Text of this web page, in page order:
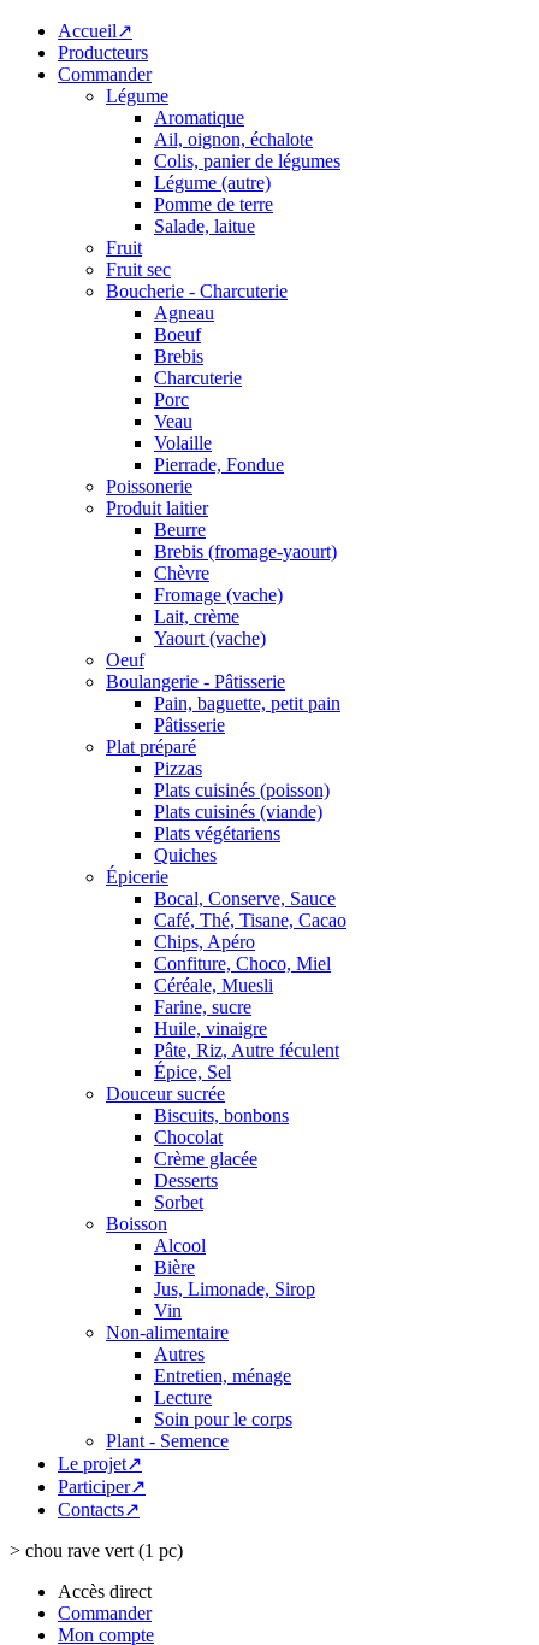
Accueil↗
Producteurs
Commander
Légume
Aromatique
Ail, oignon, échalote
Colis, panier de légumes
Légume (autre)
Pomme de terre
Salade, laitue
Fruit
Fruit sec
Boucherie - Charcuterie
Agneau
Boeuf
Brebis
Charcuterie
Porc
Veau
Volaille
Pierrade, Fondue
Poissonerie
Produit laitier
Beurre
Brebis (fromage-yaourt)
Chèvre
Fromage (vache)
Lait, crème
Yaourt (vache)
Oeuf
Boulangerie - Pâtisserie
Pain, baguette, petit pain
Pâtisserie
Plat préparé
Pizzas
Plats cuisinés (poisson)
Plats cuisinés (viande)
Plats végétariens
Quiches
Épicerie
Bocal, Conserve, Sauce
Café, Thé, Tisane, Cacao
Chips, Apéro
Confiture, Choco, Miel
Céréale, Muesli
Farine, sucre
Huile, vinaigre
Pâte, Riz, Autre féculent
Épice, Sel
Douceur sucrée
Biscuits, bonbons
Chocolat
Crème glacée
Desserts
Sorbet
Boisson
Alcool
Bière
Jus, Limonade, Sirop
Vin
Non-alimentaire
Autres
Entretien, ménage
Lecture
Soin pour le corps
Plant - Semence
Le projet↗
Participer↗
Contacts↗
> chou rave vert (1 pc)
Accès direct
Commander
Mon compte